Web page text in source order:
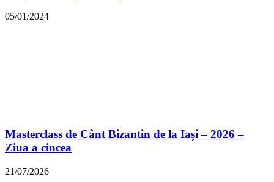
05/01/2024
Masterclass de Cânt Bizantin de la Iași – 2026 –
Ziua a cincea
21/07/2026